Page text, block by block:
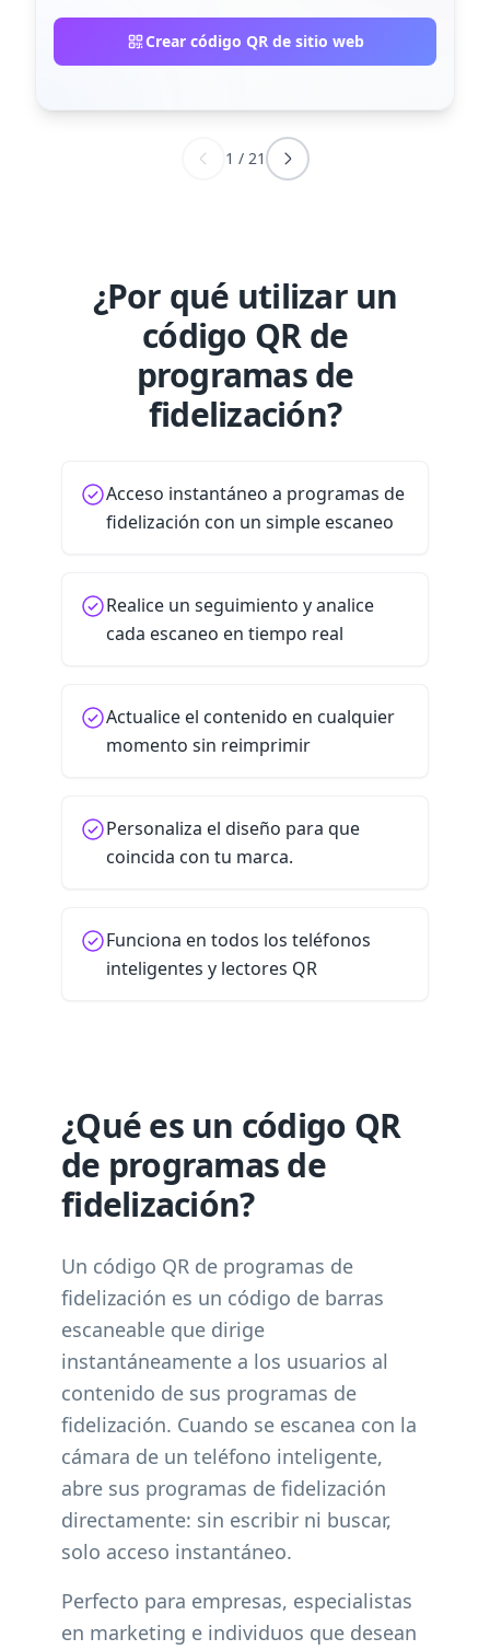
Crear código QR de sitio web
1 / 21
¿Por qué utilizar un
código QR de
programas de
fidelización?
Acceso instantáneo a programas de
fidelización con un simple escaneo
Realice un seguimiento y analice
cada escaneo en tiempo real
Actualice el contenido en cualquier
momento sin reimprimir
Personaliza el diseño para que
coincida con tu marca.
Funciona en todos los teléfonos
inteligentes y lectores QR
¿Qué es un código QR
de programas de
fidelización?
Un código QR de programas de
fidelización es un código de barras
escaneable que dirige
instantáneamente a los usuarios al
contenido de sus programas de
fidelización. Cuando se escanea con la
cámara de un teléfono inteligente,
abre sus programas de fidelización
directamente: sin escribir ni buscar,
solo acceso instantáneo.
Perfecto para empresas, especialistas
en marketing e individuos que desean